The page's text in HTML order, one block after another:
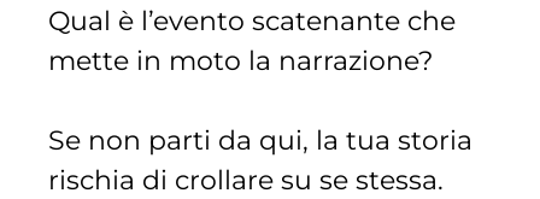
Qual è l’evento scatenante che
mette in moto la narrazione?
Se non parti da qui, la tua storia
rischia di crollare su se stessa.